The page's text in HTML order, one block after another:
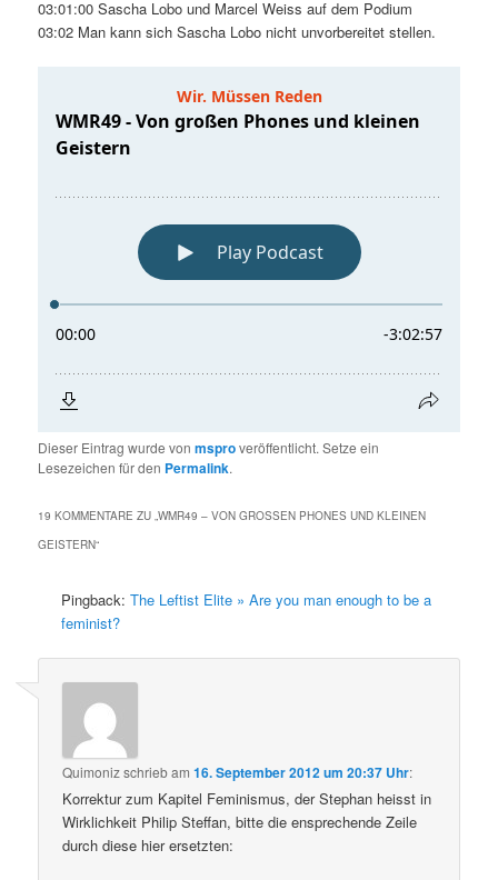
03:01:00 Sascha Lobo und Marcel Weiss auf dem Podium
03:02 Man kann sich Sascha Lobo nicht unvorbereitet stellen.
Dieser Eintrag wurde vonmsproveröffentlicht. Setze ein
Lesezeichen für den Permalink.
19 KOMMENTARE ZU „WMR49 – VON GROSSEN PHONES UND KLEINEN G
EISTERN “
Pingback:The Leftist Elite » Are you man enough to be a
feminist?
Quimonizschriebam16. September 2012 um 20:37 Uhr:
Korrektur zum Kapitel Feminismus, der Stephan heisst in
Wirklichkeit Philip Steffan, bitte die ensprechende Zeile
durch diese hier ersetzten: